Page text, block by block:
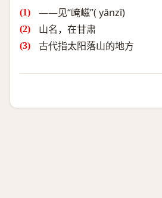
——见“崦嵫”( yānzī)
山名，在甘肃
古代指太阳落山的地方